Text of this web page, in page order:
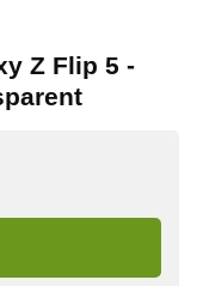
Z Flip 5 -